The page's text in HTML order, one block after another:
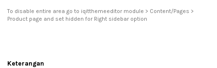
To disable entire area go to iqitthemeeditor module > Content/Pages >
Product page and set hidden for Right sidebar option
Keterangan